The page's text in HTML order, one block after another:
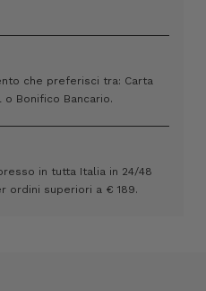
che preferisci tra: Carta
o Bonifico Bancario.
in tutta Italia in 24/48
ordini superiori a € 189.